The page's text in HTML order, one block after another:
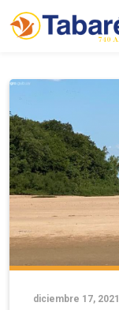
diciembre 17,